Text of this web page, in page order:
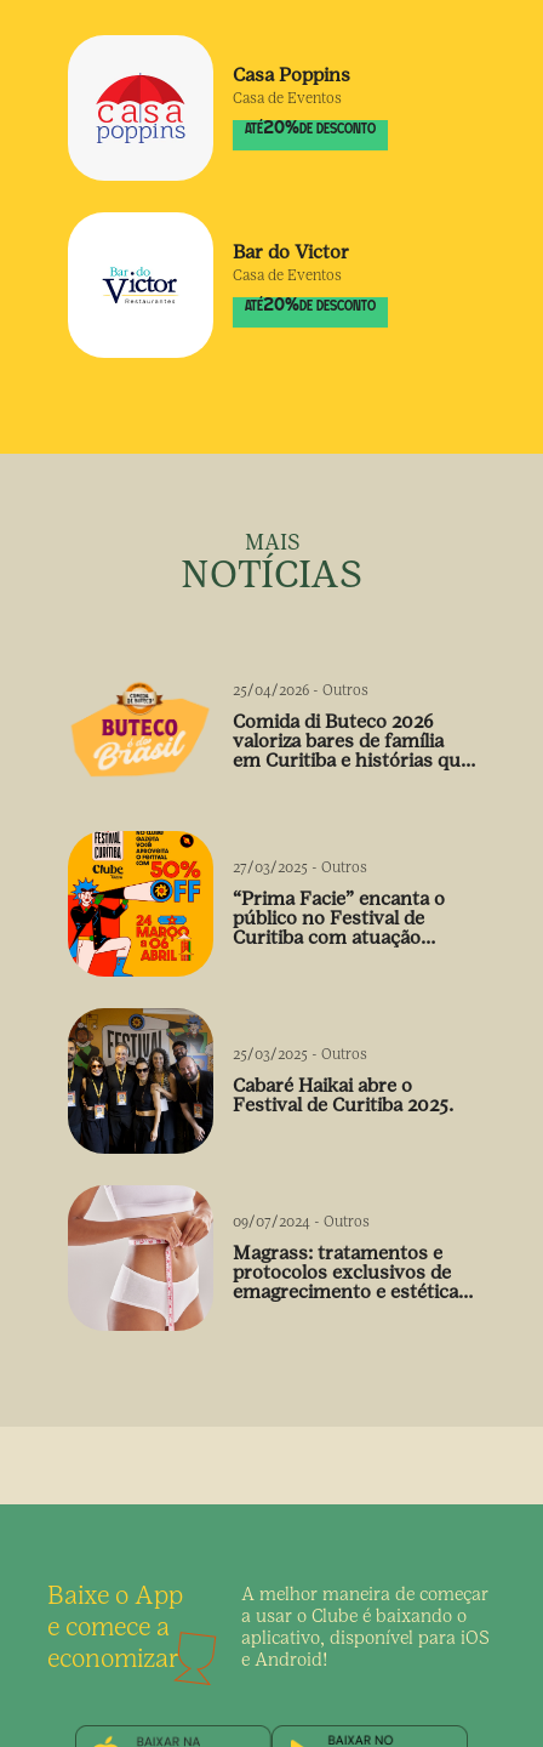
Casa Poppins
Casa de Eventos
ATÉ20% DE DESCONTO
Bar do Victor
Casa de Eventos
ATÉ20% DE DESCONTO
MAIS
NOTÍCIAS
25/04/2026 - Outros
Comida di Buteco 2026
valoriza bares de família
em Curitiba e histórias que
27/03/2025 - Outros
“Prima Facie” encanta o
público no Festival de
Curitiba com atuação
25/03/2025 - Outros
Cabaré Haikai abre o
Festival de Curitiba 2025.
09/07/2024 - Outros
Magrass: tratamentos e
protocolos exclusivos de
emagrecimento e estética
Baixe o App
e comece a
economizar
A melhor maneira de começar
a usar o Clube é baixando o
aplicativo, disponível para iOS
e Android!